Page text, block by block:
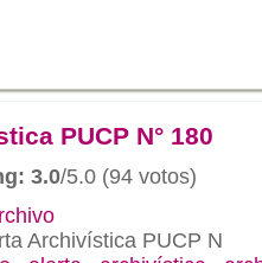
PUCP N° 180
3.0/5.0 (94 votos)
Archivística PUCP N